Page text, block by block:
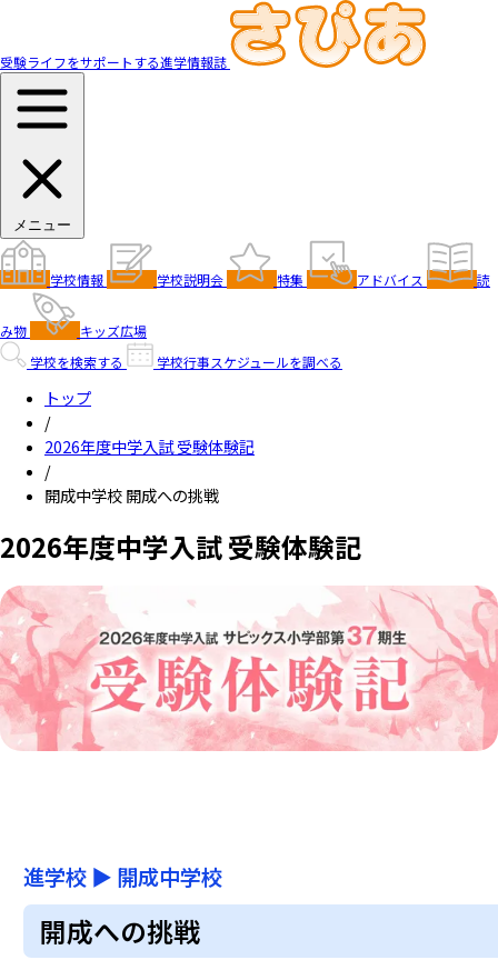
受験ライフをサポートする進学情報誌
メニュー
学校情報 学校説明会 特集 アドバイス 読
み物
キッズ広場
学校を検索する
学校行事スケジュールを調べる
トップ
/
2026年度中学入試 受験体験記
/
開成中学校 開成への挑戦
2026年度中学入試 受験体験記
進学校 ▶ 開成中学校
開成への挑戦